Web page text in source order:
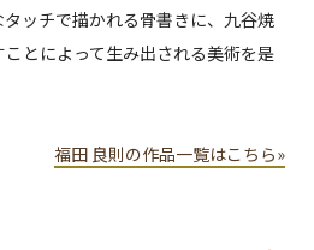
ッチで描かれる骨書きに、九谷焼
とによって生み出される美術を是
福田 良則の作品一覧はこちら»